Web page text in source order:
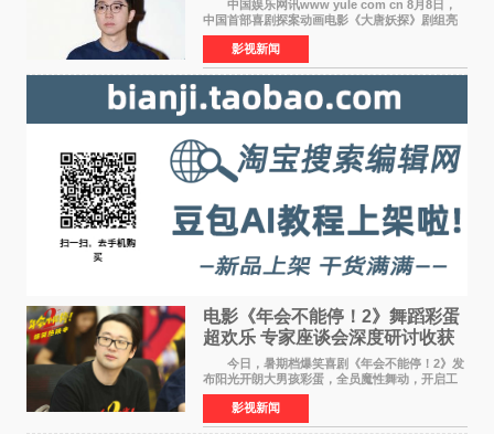
中国娱乐网讯www yule com cn 8月8日，
中国首部喜剧探案动画电影《大唐妖探》剧组亮
相西安，举办线下见面会活动。导演程腾、联合
导演黄珉、总制片人曹紫建、制片人李莹莹、领
衔声音出演雷淞然
影视新闻
电影《年会不能停！2》舞蹈彩蛋
超欢乐 专家座谈会深度研讨收获
满满
今日，暑期档爆笑喜剧《年会不能停！2》发
布阳光开朗大男孩彩蛋，全员魔性舞动，开启工
位狂欢模式。影片于昨日同步举办专家座谈会，
导演董润年、总制片人应萝佳出席现场，与一众
业内、学界专家
影视新闻